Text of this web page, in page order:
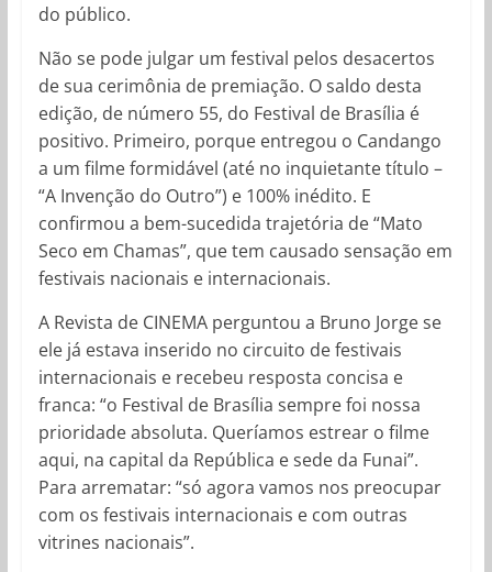
do público.
Não se pode julgar um festival pelos desacertos
de sua cerimônia de premiação. O saldo desta
edição, de número 55, do Festival de Brasília é
positivo. Primeiro, porque entregou o Candango
a um filme formidável (até no inquietante título –
“A Invenção do Outro”) e 100% inédito. E
confirmou a bem-sucedida trajetória de “Mato
Seco em Chamas”, que tem causado sensação em
festivais nacionais e internacionais.
A Revista de CINEMA perguntou a Bruno Jorge se
ele já estava inserido no circuito de festivais
internacionais e recebeu resposta concisa e
franca: “o Festival de Brasília sempre foi nossa
prioridade absoluta. Queríamos estrear o filme
aqui, na capital da República e sede da Funai”.
Para arrematar: “só agora vamos nos preocupar
com os festivais internacionais e com outras
vitrines nacionais”.